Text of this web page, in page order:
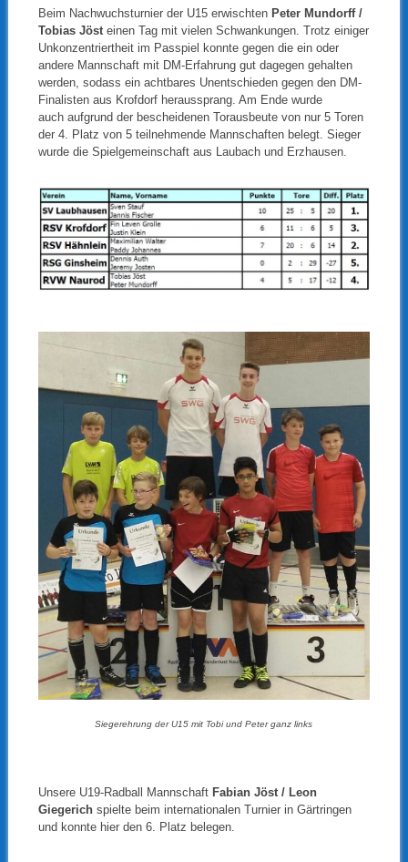
Beim Nachwuchsturnier der U15 erwischtenPeter Mundorff /
Tobias Jöst einen Tag mit vielen Schwankungen. Trotz einiger
Unkonzentriertheit im Passpiel konnte gegen die ein oder
andere Mannschaft mit DM-Erfahrung gut dagegen gehalten
werden, sodass ein achtbares Unentschieden gegen den DM-
Finalisten aus Krofdorf heraussprang. Am Ende wurde
auch aufgrund der bescheidenen Torausbeute von nur 5 Toren
der 4. Platz von 5 teilnehmende Mannschaften belegt. Sieger
wurde die Spielgemeinschaft aus Laubach und Erzhausen.
Siegerehrung der U15 mit Tobi und Peter ganz links
Unsere U19-Radball Mannschaft Fabian Jöst / Leon
Giegerichspielte beim internationalen Turnier in Gärtringen
und konnte hier den 6. Platz belegen.